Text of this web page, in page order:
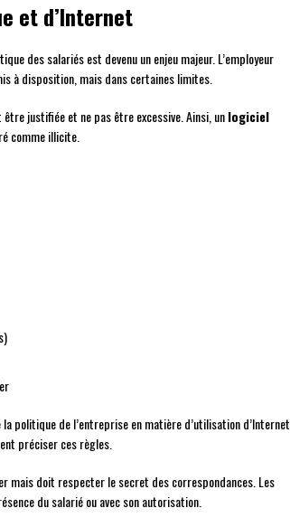
et d’Internet
des salariés est devenu un enjeu majeur. L’employeur
à disposition, mais dans certaines limites.
être justifiée et ne pas être excessive. Ainsi, unlogiciel
comme illicite.
politique de l’entreprise en matière d’utilisation d’Internet
préciser ces règles.
mais doit respecter le secret des correspondances. Les
du salarié ou avec son autorisation.